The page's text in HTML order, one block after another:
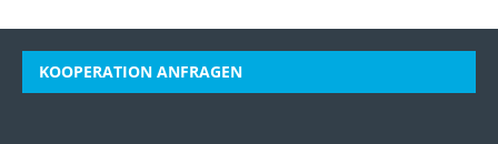
KOOPERATION ANFRAGEN